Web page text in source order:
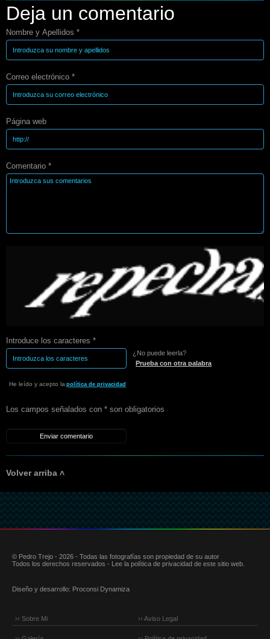
Deja un comentario
Nombre y Apellidos *
Correo electrónico *
Página web
Comentario *
Introduce los caracteres *
¿No puede leerla?
Prueba con otra palabra
He leído y acepto la política de privacidad
Los campos señalados con * son obligatorios
Volver arriba ˄
© Pedro Trejo - 2026 - Todas las fotografías son propiedad de su autor
Todos los derechos reservados - Lee la política de privacidad de este sitio web.
Diseño y desarrollo: Proconsi Dynamiza
›› Sobre Mi ›› Aviso Legal